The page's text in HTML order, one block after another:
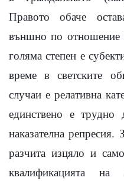
Правото обаче
външно по отношение
голяма степен е
време в светските
случаи е релативна
единствено е
наказателна
разчита изцяло и
квалификацията